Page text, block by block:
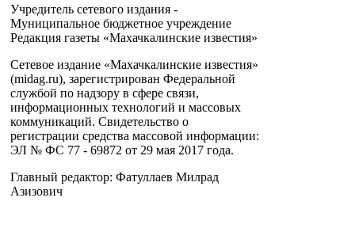
Учредитель сетевого издания -
Муниципальное бюджетное учреждение
Редакция газеты «Махачкалинские известия»
Сетевое издание «Махачкалинские известия»
(midag.ru), зарегистрирован Федеральной
службой по надзору в сфере связи,
информационных технологий и массовых
коммуникаций. Свидетельство о
регистрации средства массовой информации:
ЭЛ № ФС 77 - 69872 от 29 мая 2017 года.
Главный редактор: Фатуллаев Милрад
Азизович